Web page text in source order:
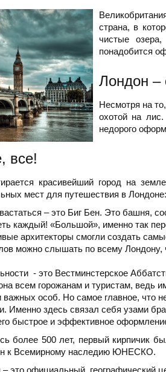
страна, в
чистые
понадобится
Лондон –
Несмотря на
охотой на
недорого
все!
красивейший город на
мест для путешествия в Лондоне:
– это Биг Бен. Это башня,
каждый! «Большой», именно так
архитекторы смогли создать
можно слышать по всему
- это Вестминстерское
всем горожанам и туристам, ведь
важных особ. Но самое главное, что
Именно здесь связал себя узами
быстрое и эффективное
более 500 лет, первый кирпичик
к Всемирному наследию ЮНЕСКО.